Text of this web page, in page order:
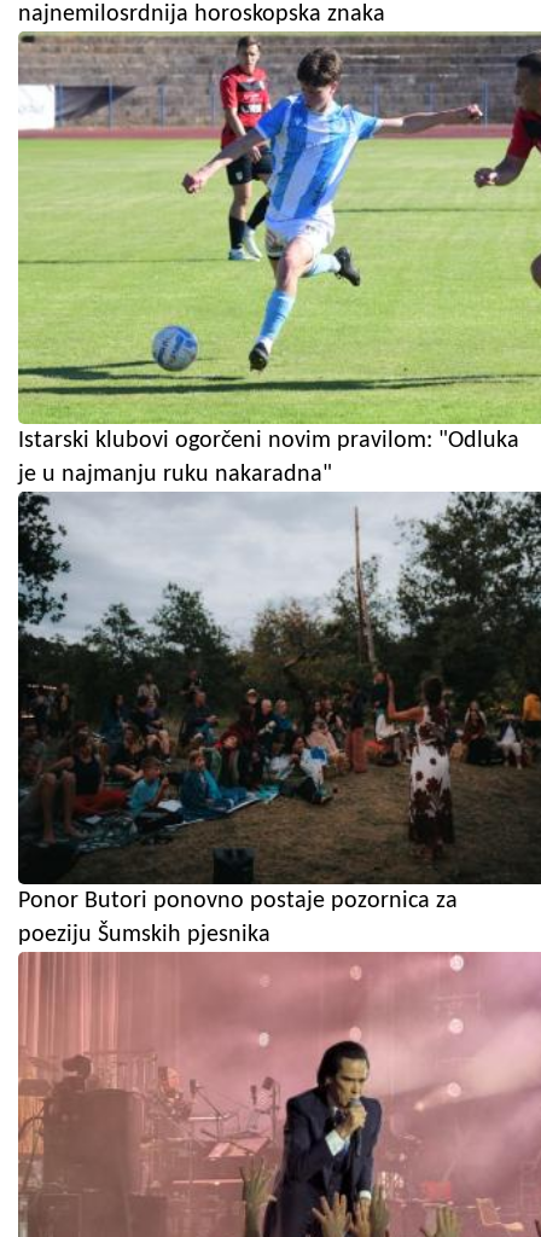
najnemilosrdnija horoskopska znaka
Istarski klubovi ogorčeni novim pravilom: "Odluka
je u najmanju ruku nakaradna"
Ponor Butori ponovno postaje pozornica za
poeziju Šumskih pjesnika